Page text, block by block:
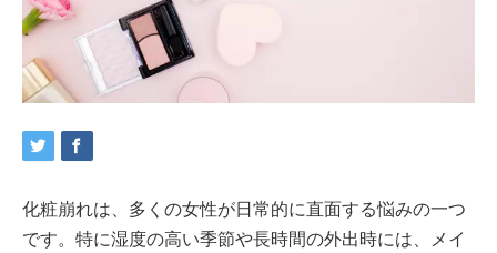
化粧崩れは、多くの女性が日常的に直面する悩みの一つ
です。特に湿度の高い季節や長時間の外出時には、メイ